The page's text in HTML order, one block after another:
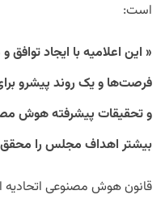
است:
« این اعلامیه با ایجاد
فرصت‌ها و یک روند پیشرو
و تحقیقات پیشرفته هوش
بیشتر اهداف مجلس را
قانون هوش مصنوعی اتحادیه